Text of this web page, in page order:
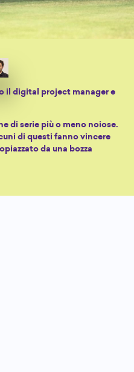
il digital project manager e
di serie più o meno noiose.
di questi fanno vincere
da una bozza